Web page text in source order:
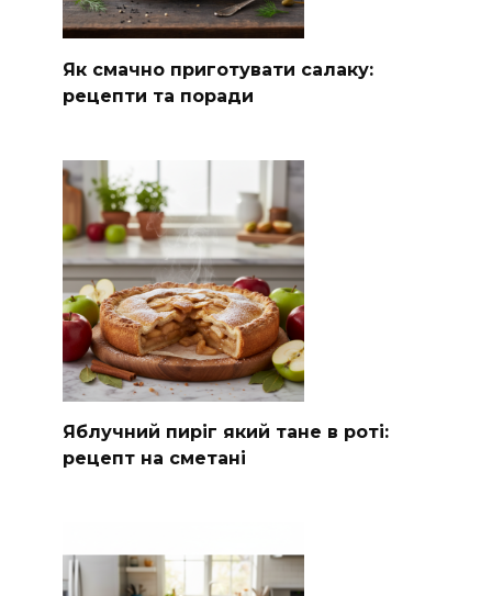
Як смачно приготувати салаку:
рецепти та поради
Яблучний пиріг який тане в роті:
рецепт на сметані